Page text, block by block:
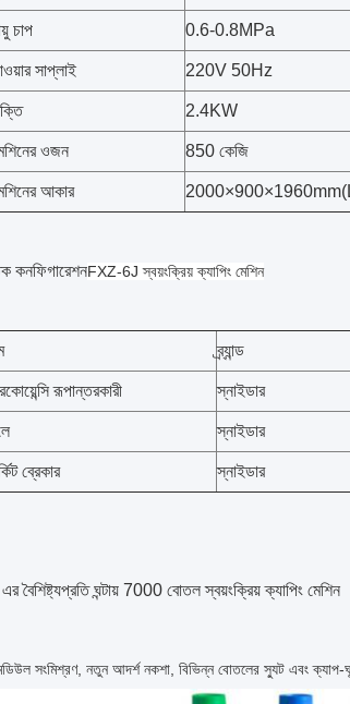
চাপ 0.6-0.8MPa
সাপ্লাই 220V 50Hz
2.4KW
ওজন 850 কেজি
আকার
কনফিগারেশনFXZ-6J স্বয়ংক্রিয় ক্যাপিং মেশিন
ব্র্যান্ড
রূপান্তরকারী স্নাইডার
স্নাইডার
ব্রেকার স্নাইডার
বৈশিষ্ট্যপ্রতি ঘন্টায় 7000 বোতল স্বয়ংক্রিয় ক্যাপিং মেশিন
সংমিশ্রণ, নতুন আদর্শ নকশা, বিভিন্ন বোতলের স্যুট এবং ক্যাপ-